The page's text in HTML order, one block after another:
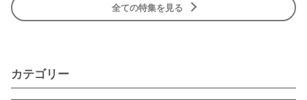
全ての特集を見る
カテゴリー